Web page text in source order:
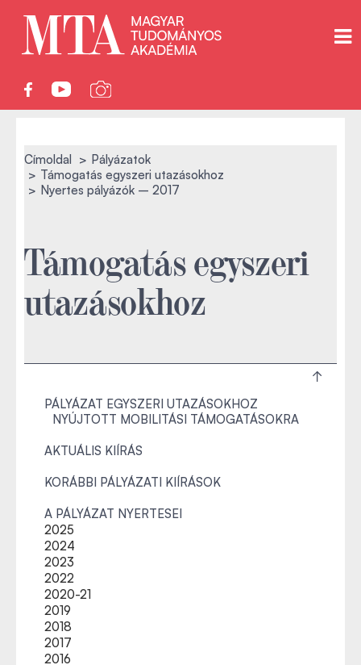
Címoldal
Pályázatok
Támogatás egyszeri utazásokhoz
Nyertes pályázók – 2017
Támogatás egyszeri
utazásokhoz
PÁLYÁZAT EGYSZERI UTAZÁSOKHOZ
NYÚJTOTT MOBILITÁSI TÁMOGATÁSOKRA
AKTUÁLIS KIÍRÁS
KORÁBBI PÁLYÁZATI KIÍRÁSOK
A PÁLYÁZAT NYERTESEI
2025
2024
2023
2022
2020-21
2019
2018
2017
2016